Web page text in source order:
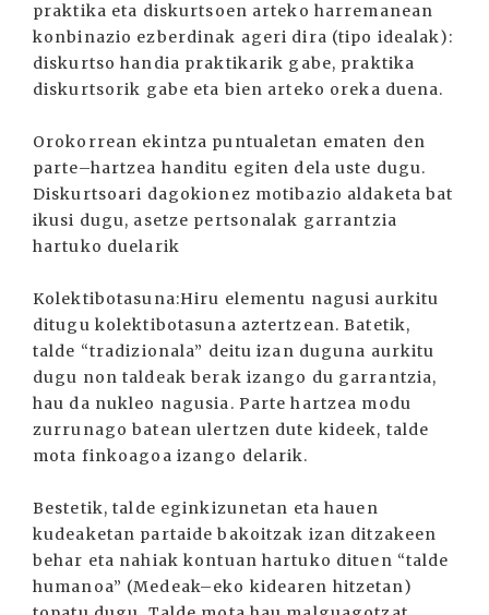
praktika eta diskurtsoen arteko harremanean
konbinazio ezberdinak ageri dira (tipo idealak):
diskurtso handia praktikarik gabe, praktika
diskurtsorik gabe eta bien arteko oreka duena.
Orokorrean ekintza puntualetan ematen den
parte–hartzea handitu egiten dela uste dugu.
Diskurtsoari dagokionez motibazio aldaketa bat
ikusi dugu, asetze pertsonalak garrantzia
hartuko duelarik
Kolektibotasuna:Hiru elementu nagusi aurkitu
ditugu kolektibotasuna aztertzean. Batetik,
talde “tradizionala” deitu izan duguna aurkitu
dugu non taldeak berak izango du garrantzia,
hau da nukleo nagusia. Parte hartzea modu
zurrunago batean ulertzen dute kideek, talde
mota finkoagoa izango delarik.
Bestetik, talde eginkizunetan eta hauen
kudeaketan partaide bakoitzak izan ditzakeen
behar eta nahiak kontuan hartuko dituen “talde
humanoa” (Medeak–eko kidearen hitzetan)